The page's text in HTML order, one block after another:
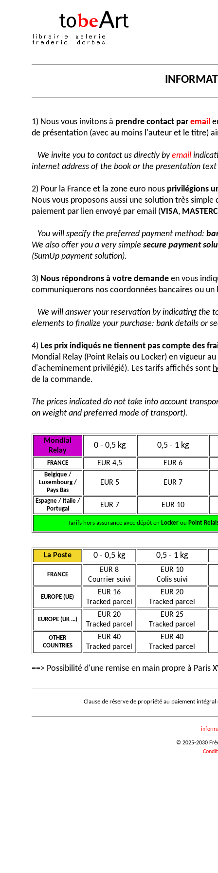
1) Nous vous invitons à prendre contact par email
de présentation (avec au moins l'auteur et le titre)
We invite you to contact us directly byemail
internet address of the book or the presentation
2) Pour la France et la zone euro nous privilégions
Nous vous proposons aussi une solution très simple
paiement par lien envoyé par email (VISA,
You will specify the preferred payment method:
We also offer you a very simple secure payment
(SumUp payment solution).
3) Nous répondrons à votre demande en vous
communiquerons nos coordonnées bancaires ou
We will answer your reservation by indicating the
elements to finalize your purchase: bank details or
4) Les prix indiqués ne tiennent pas compte des
Mondial Relay (Point Relais ou Locker) en vigueur
d'acheminement privilégié). Les tarifs affichés sont
de la commande.
The prices indicated do not take into account
on weight and preferred mode of transport).
Mondial
Relay
0 - 0,5 kg 0,5 - 1 kg
FRANCE EUR 4,5 EUR 6
Belgique /
Luxembourg /
Pays Bas
EUR 5 EUR 7
Espagne / Italie /
Portugal
EUR 7 EUR 10
Tarifs hors assurance avec dépôt en Lockerou Point
La Poste 0 - 0,5 kg 0,5 - 1 kg
FRANCE
EUR 8
Courrier suivi
EUR 10
Colis suivi
EUROPE (UE)
EUR 16
Tracked parcel
EUR 20
Tracked parcel
EUROPE (UK ...)
EUR 20
Tracked parcel
EUR 25
Tracked parcel
OTHER
COUNTRIES
EUR 40
Tracked parcel
EUR 40
Tracked parcel
==> Possibilité d'une remise en main propre à Paris
Clause de réserve de propriété au paiement
© 2025-2030